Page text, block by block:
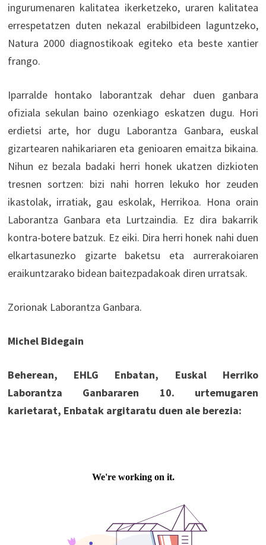
ingurumenaren kalitatea ikerketzeko, uraren kalitatea
errespetatzen duten nekazal erabilbideen laguntzeko,
Natura 2000 diagnostikoak egiteko eta beste xantier
frango.
Iparralde hontako laborantzak dehar duen ganbara
ofiziala sekulan baino ozenkiago eskatzen dugu. Hori
erdietsi arte, hor dugu Laborantza Ganbara, euskal
gizartearen nahikariaren eta genioaren emaitza bikaina.
Nihun ez bezala badaki herri honek ukatzen dizkioten
tresnen sortzen: bizi nahi horren lekuko hor zeuden
ikastolak, irratiak, gau eskolak, Herrikoa. Hona orain
Laborantza Ganbara eta Lurtzaindia. Ez dira bakarrik
kontra-botere batzuk. Ez eiki. Dira herri honek nahi duen
elkartasunezko gizarte baketsu eta aurrerakoiaren
eraikuntzarako bidean baitezpadakoak diren urratsak.
Zorionak Laborantza Ganbara.
Michel Bidegain
Beherean, EHLG Enbatan, Euskal Herriko
Laborantza Ganbararen 10. urtemugaren
karietarat, Enbatak argitaratu duen ale berezia: